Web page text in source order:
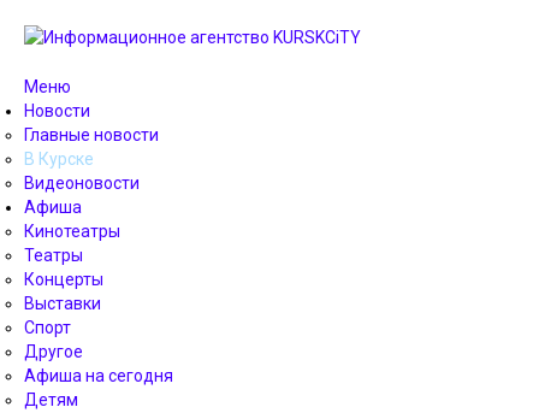
Меню
Новости
Главные новости
В Курске
Видеоновости
Афиша
Кинотеатры
Театры
Концерты
Выставки
Спорт
Другое
Афиша на сегодня
Детям